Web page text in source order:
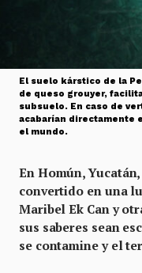
El suelo kárstico de la
de queso grouyer,
subsuelo. En caso de
acabarían directamente
el mundo.
En Homún,
convertido en una
Maribel Ek Can y
sus saberes sean
se contamine y el